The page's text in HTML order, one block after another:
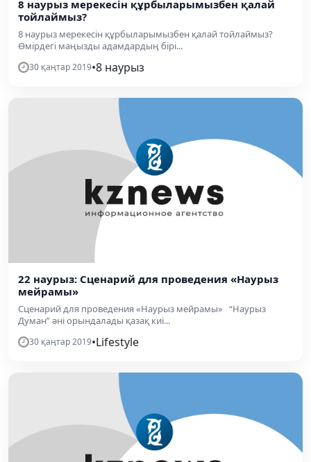
8 наурыз мерекесін құрбыларымызбен қалай
тойлаймыз?
8 наурыз мерекесін құрбыларымызбен қалай тойлаймыз?
Өмірдегі маңызды адамдардың бірі...
30 қаңтар 2019•8 наурыз
22 наурыз: Сценарий для проведения «Наурыз
мейрамы»
Сценарий для проведения «Наурыз мейрамы» “Наурыз
Думан” әні орындалады қазақ киі...
30 қаңтар 2019•Lifestyle